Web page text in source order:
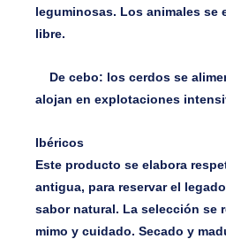
leguminosas. Los animales se
libre.
De cebo: los cerdos se
alojan en explotaciones
Ibéricos
Este producto se elabora
antigua, para reservar el
sabor natural. La selección se
mimo y cuidado. Secado y